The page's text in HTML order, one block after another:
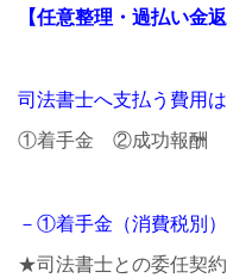
【任意整理・過払い金
司法書士へ支払う費用
①着手金 ②成功報酬 ③
－①着手金（消費税別）
★司法書士との委任契